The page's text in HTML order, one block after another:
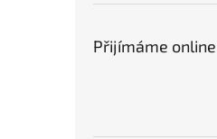
Přijímáme